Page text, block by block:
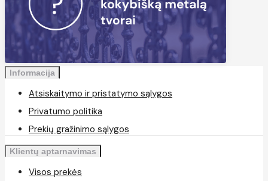
Informacija
Atsiskaitymo ir pristatymo sąlygos
Privatumo politika
Prekių gražinimo sąlygos
Klientų aptarnavimas
Visos prekės